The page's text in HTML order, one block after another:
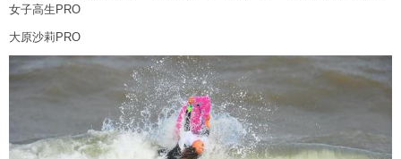
女子高生PRO
大原沙莉PRO